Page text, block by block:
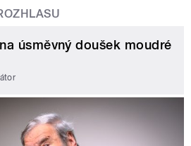
úsměvný doušek moudré